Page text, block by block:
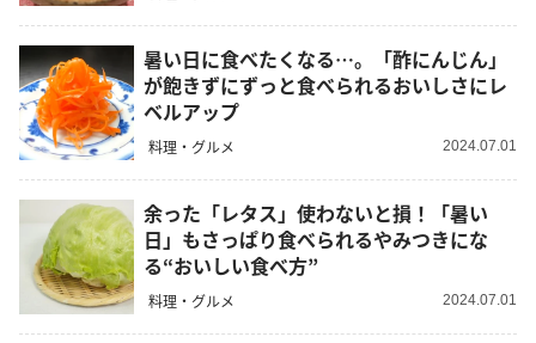
暑い日に食べたくなる…。「酢にんじん」
が飽きずにずっと食べられるおいしさにレ
ベルアップ
料理・グルメ 2024.07.01
余った「レタス」使わないと損！「暑い
日」もさっぱり食べられるやみつきにな
る“おいしい食べ方”
料理・グルメ 2024.07.01